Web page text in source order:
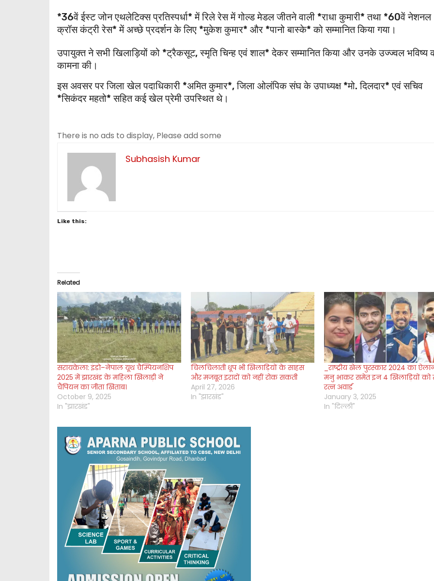
*36वें ईस्ट जोन एथलेटिक्स प्रतिस्पर्धा* में रिले रेस में गोल्ड मेडल जीतने वाली *राधा कुमारी* तथा *60वें नेशनल
क्रॉस कंट्री रेस* में अच्छे प्रदर्शन के लिए *मुकेश कुमार* और *पानो बास्के* को सम्मानित किया गया।
उपायुक्त ने सभी खिलाड़ियों को *ट्रैकसूट, स्मृति चिन्ह एवं शाल* देकर सम्मानित किया और उनके उज्ज्वल भविष्य
कामना की।
इस अवसर पर जिला खेल पदाधिकारी *अमित कुमार*, जिला ओलंपिक संघ के उपाध्यक्ष *मो. दिलदार* एवं सचिव
*सिकंदर महतो* सहित कई खेल प्रेमी उपस्थित थे।
There is no ads to display, Please add some
Subhasish Kumar
Like this:
Related
सरायकेला: इंडो–नेपाल यूथ चैम्पियनशिप
2025 में झारखंड के महिला खिलाड़ी ने
चैंपियन का जीता खिताब।
October 9, 2025
In "झारखंड"
चिलचिलाती धूप भी खिलाड़ियों के साहस
और मजबूत इरादों को नहीं रोक सकती
April 27, 2026
In "झारखंड"
_राष्ट्रीय खेल पुरस्कार 2024 का
मनु भाकर समेत इन 4 खिलाड़ियों
रत्न अवार्ड
January 3, 2025
In "दिल्ली"